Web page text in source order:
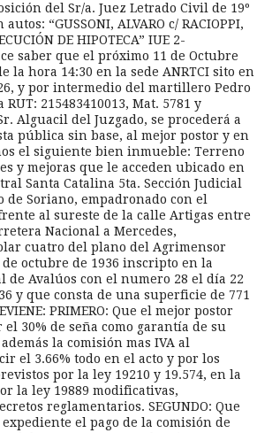
del Sr/a. Juez Letrado Civil de 19º
“GUSSONI, ALVARO c/ RACIOPPI,
DE HIPOTECA” IUE 2-
saber que el próximo 11 de Octubre
la hora 14:30 en la sede ANRTCI sito en
y por intermedio del martillero Pedro
215483410013, Mat. 5781 y
Alguacil del Juzgado, se procederá a
pública sin base, al mejor postor y en
el siguiente bien inmueble: Terreno
y mejoras que le acceden ubicado en
Santa Catalina 5ta. Sección Judicial
de Soriano, empadronado con el
al sureste de la calle Artigas entre
Nacional a Mercedes,
cuatro del plano del Agrimensor
de octubre de 1936 inscripto en la
de Avalúos con el numero 28 el día 22
y que consta de una superficie de 771
PRIMERO: Que el mejor postor
30% de seña como garantía de su
la comisión mas IVA al
el 3.66% todo en el acto y por los
por la ley 19210 y 19.574, en la
la ley 19889 modificativas,
reglamentarios. SEGUNDO: Que
el pago de la comisión de